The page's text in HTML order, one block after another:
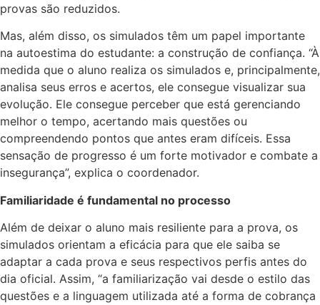
provas são reduzidos.
Mas, além disso, os simulados têm um papel importante
na autoestima do estudante: a construção de confiança. “À
medida que o aluno realiza os simulados e, principalmente,
analisa seus erros e acertos, ele consegue visualizar sua
evolução. Ele consegue perceber que está gerenciando
melhor o tempo, acertando mais questões ou
compreendendo pontos que antes eram difíceis. Essa
sensação de progresso é um forte motivador e combate a
insegurança”, explica o coordenador.
Familiaridade é fundamental no processo
Além de deixar o aluno mais resiliente para a prova, os
simulados orientam a eficácia para que ele saiba se
adaptar a cada prova e seus respectivos perfis antes do
dia oficial. Assim, “a familiarização vai desde o estilo das
questões e a linguagem utilizada até a forma de cobrança